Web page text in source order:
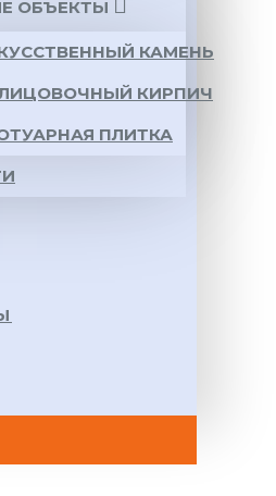
ОБЪЕКТЫ
КАМЕНЬ
КИРПИЧ
ПЛИТКА